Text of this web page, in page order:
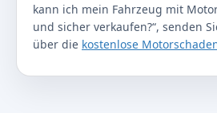
kann ich mein Fahrzeug mit
und sicher verkaufen?“, senden
über die kostenlose